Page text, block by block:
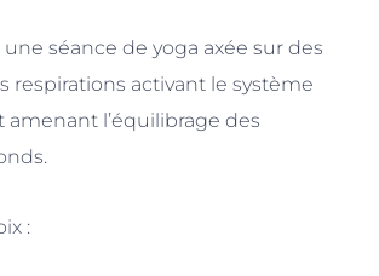
séance de yoga axée sur des
respirations activant le système
l’équilibrage des
: